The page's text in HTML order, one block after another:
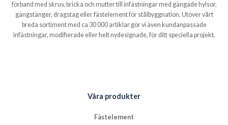
förband med skruv, bricka och mutter till infästningar med gängade hylsor,
gängstänger, dragstag eller fästelement för stålbyggnation. Utöver vårt
breda sortiment med ca 30 000 artiklar gör vi även kundanpassade
infästningar, modifierade eller helt nydesignade, för ditt speciella projekt.
Våra produkter
Fästelement